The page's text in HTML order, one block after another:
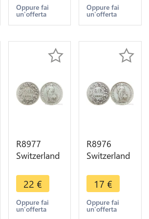
Berne Silver
-> Make
Oppure fai
un'offerta
Berne Silver
AU -> Make
Oppure fai
un'offerta
R8977
Switzerland
Helvetia
1878 B
Berne Silver
-> Make
22 €
Oppure fai
un'offerta
R8976
Switzerland
Helvetia
1886 B
Berne Silver
-> Make
17 €
Oppure fai
un'offerta